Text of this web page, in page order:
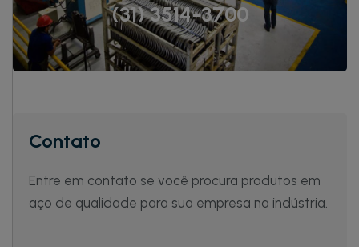
(31) 3514-3700
Contato
Entre em contato se você procura produtos em
aço de qualidade para sua empresa na indústria.